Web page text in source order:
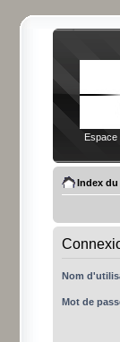
Espace
Index
Nom
Mot de